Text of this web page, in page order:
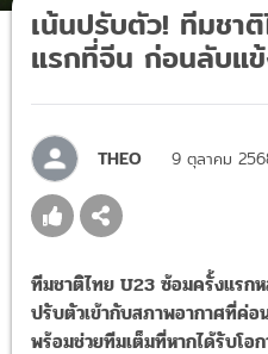
เน้นปรับตัว! ทีมชา
แรกที่จีน ก่อนลับแข้
THEO 9 ตุลาคม
ทีมชาติไทย U23 ซ้อมครั้งแรก
ปรับตัวเข้ากับสภาพอากาศที่ค่
พร้อมช่วยทีมเต็มที่หากได้รับโอ